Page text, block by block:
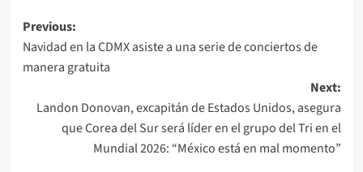
Post
navigation
Previous:
Navidad en la CDMX asiste a una serie de conciertos de
manera gratuita
Next:
Landon Donovan, excapitán de Estados Unidos, asegura
que Corea del Sur será líder en el grupo del Tri en el
Mundial 2026: “México está en mal momento”